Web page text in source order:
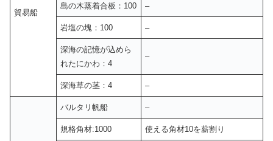
貿易船
島の木蒸着合板：100 –
岩塩の塊：100 –
深海の記憶が込めら
れたにかわ：4
–
深海草の茎：4 –
バルタリ帆船 –
規格角材:1000 使える角材10を薪割り